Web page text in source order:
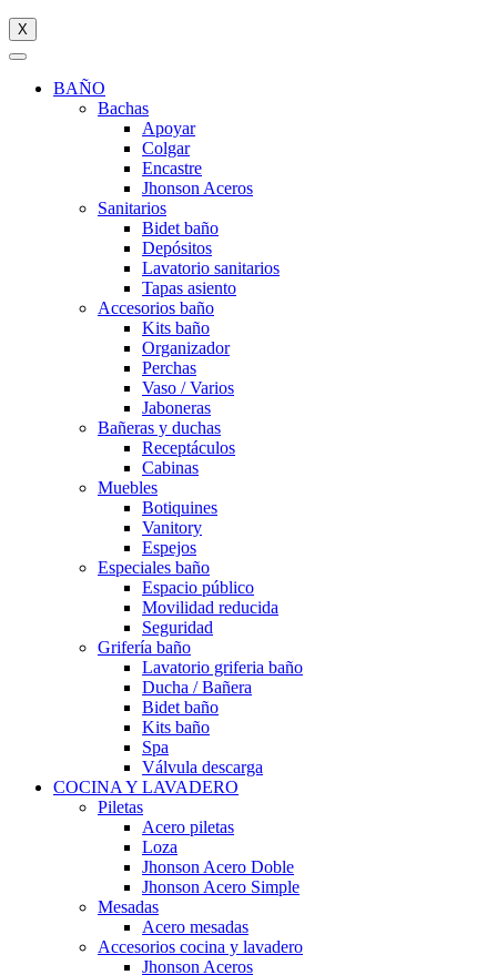
X
BAÑO
Bachas
Apoyar
Colgar
Encastre
Jhonson Aceros
Sanitarios
Bidet baño
Depósitos
Lavatorio sanitarios
Tapas asiento
Accesorios baño
Kits baño
Organizador
Perchas
Vaso / Varios
Jaboneras
Bañeras y duchas
Receptáculos
Cabinas
Muebles
Botiquines
Vanitory
Espejos
Especiales baño
Espacio público
Movilidad reducida
Seguridad
Grifería baño
Lavatorio griferia baño
Ducha / Bañera
Bidet baño
Kits baño
Spa
Válvula descarga
COCINA Y LAVADERO
Piletas
Acero piletas
Loza
Jhonson Acero Doble
Jhonson Acero Simple
Mesadas
Acero mesadas
Accesorios cocina y lavadero
Jhonson Aceros